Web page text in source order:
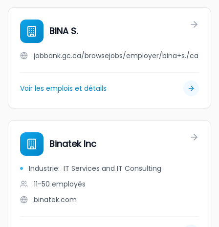
BINA S.
jobbank.gc.ca/browsejobs/employer/bina+s./ca
Voir les emplois et détails
Binatek Inc
Industrie: IT Services and IT Consulting
11-50 employés
binatek.com